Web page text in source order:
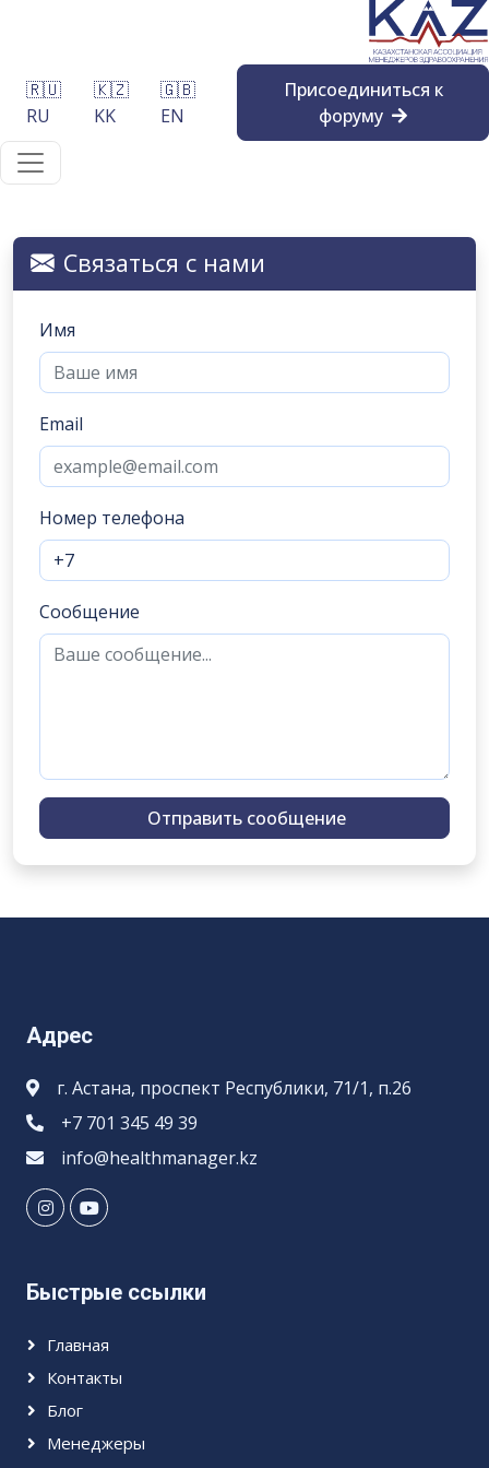
🇷🇺
RU
🇰🇿
KK
🇬🇧
EN
Присоединиться к
форуму
Связаться с нами
Имя
Email
Номер телефона
Сообщение
Отправить сообщение
Адрес
г. Астана, проспект Республики, 71/1, п.26
+7 701 345 49 39
info@healthmanager.kz
Быстрые ссылки
Главная
Контакты
Блог
Менеджеры